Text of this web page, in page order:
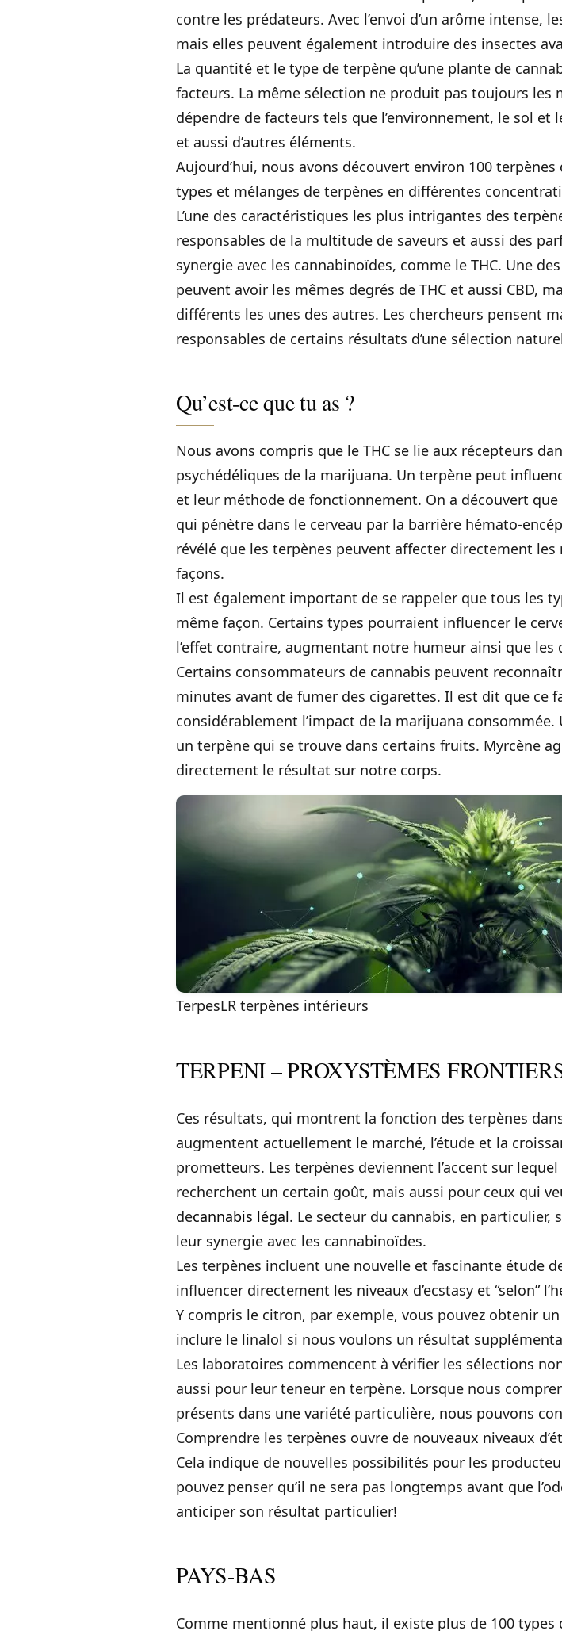
contre les prédateurs. Avec l’envoi d’un arôme intense,
mais elles peuvent également introduire des insectes
La quantité et le type de terpène qu’une plante de
facteurs. La même sélection ne produit pas toujours les
dépendre de facteurs tels que l’environnement, le sol et
et aussi d’autres éléments.
Aujourd’hui, nous avons découvert environ 100
types et mélanges de terpènes en différentes
L’une des caractéristiques les plus intrigantes des
responsables de la multitude de saveurs et aussi des
synergie avec les cannabinoïdes, comme le THC. Une
peuvent avoir les mêmes degrés de THC et aussi CBD,
différents les unes des autres. Les chercheurs pensent
responsables de certains résultats d’une sélection
Qu’est-ce que tu as ?
Nous avons compris que le THC se lie aux récepteurs
psychédéliques de la marijuana. Un terpène peut
et leur méthode de fonctionnement. On a découvert
qui pénètre dans le cerveau par la barrière hémato-
révélé que les terpènes peuvent affecter directement
façons.
Il est également important de se rappeler que tous les
même façon. Certains types pourraient influencer le
l’effet contraire, augmentant notre humeur ainsi que les
Certains consommateurs de cannabis peuvent
minutes avant de fumer des cigarettes. Il est dit que ce
considérablement l’impact de la marijuana
un terpène qui se trouve dans certains fruits. Myrcène
directement le résultat sur notre corps.
TerpesLR terpènes intérieurs
TERPENI – PROXYSTÈMES
Ces résultats, qui montrent la fonction des terpènes
augmentent actuellement le marché, l’étude et la
prometteurs. Les terpènes deviennent l’accent sur
recherchent un certain goût, mais aussi pour ceux qui
decannabis légal. Le secteur du cannabis, en particulier,
leur synergie avec les cannabinoïdes.
Les terpènes incluent une nouvelle et fascinante étude
influencer directement les niveaux d’ecstasy et “selon”
Y compris le citron, par exemple, vous pouvez obtenir
inclure le linalol si nous voulons un résultat
Les laboratoires commencent à vérifier les sélections
aussi pour leur teneur en terpène. Lorsque nous
présents dans une variété particulière, nous pouvons
Comprendre les terpènes ouvre de nouveaux niveaux
Cela indique de nouvelles possibilités pour les
pouvez penser qu’il ne sera pas longtemps avant que
anticiper son résultat particulier!
PAYS-BAS
Comme mentionné plus haut, il existe plus de 100